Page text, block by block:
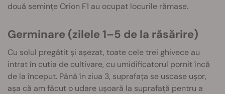
două semințe Orion F1 au ocupat locurile rămase.
Germinare (zilele 1–5 de la răsărire)
Cu solul pregătit și așezat, toate cele trei ghivece au
intrat în cutia de cultivare, cu umidificatorul pornit încă
de la început. Până în ziua 3, suprafața se uscase ușor,
așa că am făcut o udare ușoară la suprafață pentru a